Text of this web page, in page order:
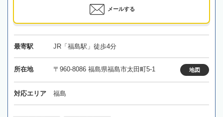
メールする
最寄駅 JR「福島駅」徒歩4分
所在地 〒960-8086 福島県福島市太田町5-1 地図
対応エリア 福島